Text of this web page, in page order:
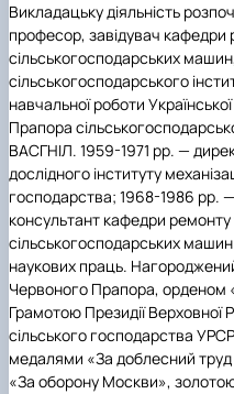
Викладацьку діяльність
професор, завідувач кафедри
сільськогосподарських
сільськогосподарського
навчальної роботи
Прапора
ВАСГНІЛ. 1959-1971 рр. —
дослідного інституту
господарства; 1968-1986 рр.
консультант кафедри ремонту
сільськогосподарських
наукових праць.
Червоного Прапора,
Грамотою Президії
сільського господарства
медалями «За доблесний труд
«За оборону Москви»,